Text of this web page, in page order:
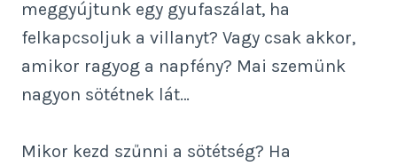
meggyújtunk egy gyufaszálat, ha
felkapcsoljuk a villanyt? Vagy csak akkor,
amikor ragyog a napfény? Mai szemünk
nagyon sötétnek lát…
Mikor kezd szűnni a sötétség? Ha